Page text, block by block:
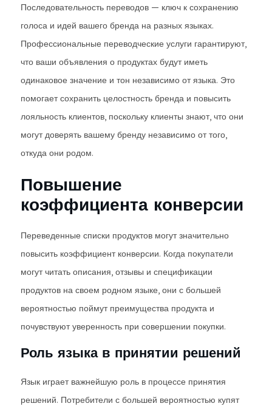
Последовательность переводов — ключ к сохранению
голоса и идей вашего бренда на разных языках.
Профессиональные переводческие услуги гарантируют,
что ваши объявления о продуктах будут иметь
одинаковое значение и тон независимо от языка. Это
помогает сохранить целостность бренда и повысить
лояльность клиентов, поскольку клиенты знают, что они
могут доверять вашему бренду независимо от того,
откуда они родом.
Повышение
коэффициента конверсии
Переведенные списки продуктов могут значительно
повысить коэффициент конверсии. Когда покупатели
могут читать описания, отзывы и спецификации
продуктов на своем родном языке, они с большей
вероятностью поймут преимущества продукта и
почувствуют уверенность при совершении покупки.
Роль языка в принятии решений
Язык играет важнейшую роль в процессе принятия
решений. Потребители с большей вероятностью купят